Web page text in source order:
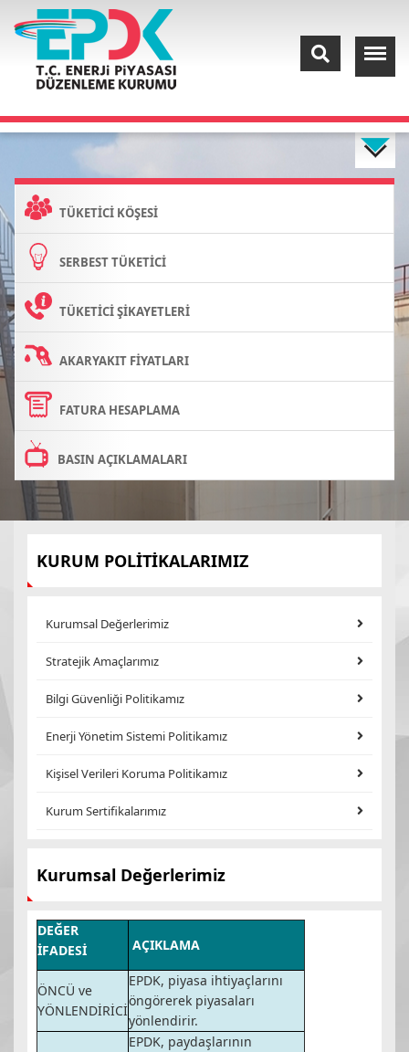
TÜKETİCİ KÖŞESİ
SERBEST TÜKETİCİ
TÜKETİCİ ŞİKAYETLERİ
AKARYAKIT FİYATLARI
FATURA HESAPLAMA
BASIN AÇIKLAMALARI
KURUM POLİTİKALARIMIZ
Kurumsal Değerlerimiz
Stratejik Amaçlarımız
Bilgi Güvenliği Politikamız
Enerji Yönetim Sistemi Politikamız
Kişisel Verileri Koruma Politikamız
Kurum Sertifikalarımız
Kurumsal Değerlerimiz
DEĞER
İFADESİ
AÇIKLAMA
ÖNCÜ ve
YÖNLENDİRİCİ
EPDK, piyasa ihtiyaçlarını
öngörerek piyasaları
yönlendirir.
EPDK, paydaşlarının